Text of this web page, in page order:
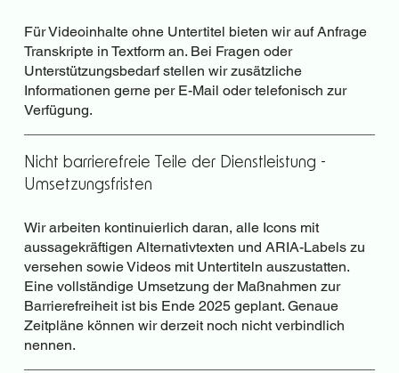
Für Videoinhalte ohne Untertitel bieten wir auf Anfrage
Transkripte in Textform an. Bei Fragen oder
Unterstützungsbedarf stellen wir zusätzliche
Informationen gerne per E-Mail oder telefonisch zur
Verfügung.
Nicht barrierefreie Teile der Dienstleistung -
Umsetzungsfristen
Wir arbeiten kontinuierlich daran, alle Icons mit
aussagekräftigen Alternativtexten und ARIA-Labels zu
versehen sowie Videos mit Untertiteln auszustatten.
Eine vollständige Umsetzung der Maßnahmen zur
Barrierefreiheit ist bis Ende 2025 geplant. Genaue
Zeitpläne können wir derzeit noch nicht verbindlich
nennen.